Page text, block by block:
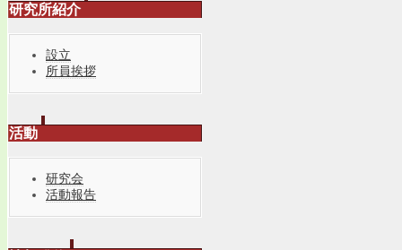
研究所紹介
設立
所員挨拶
活動
研究会
活動報告